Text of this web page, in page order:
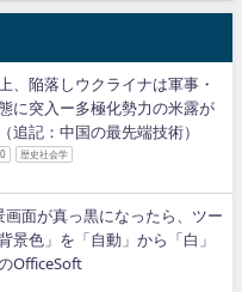
、陥落しウクライナは軍事・
に突入ー多極化勢力の米露が
追記：中国の最先端技術）
歴史社会学
面が真っ黒になったら、ツー
景色」を「自動」から「白」
OfficeSoft